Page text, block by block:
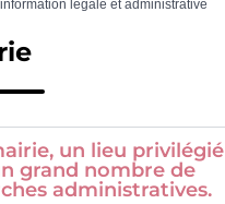
légale et administrative
un lieu privilégié
grand nombre de
administratives.